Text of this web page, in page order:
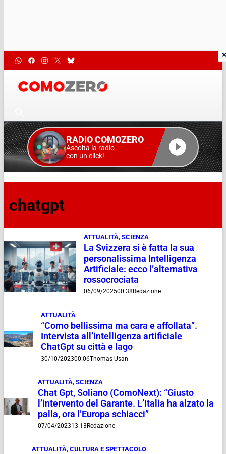
RADIO COMOZERO
Ascolta la radio
con un click!
chatgpt
ATTUALITÀ, SCIENZA
La Svizzera si è fatta la sua
personalissima Intelligenza
Artificiale: ecco l’alternativa
rossocrociata
06/09/202500:38Redazione
ATTUALITÀ
“Como bellissima ma cara e affollata”.
Intervista all’intelligenza artificiale
ChatGpt su città e lago
30/10/202300:06Thomas Usan
ATTUALITÀ, SCIENZA
Chat Gpt, Soliano (ComoNext): “Giusto
l’intervento del Garante. L’Italia ha alzato la
palla, ora l’Europa schiacci”
07/04/202313:13Redazione
ATTUALITÀ, CULTURA E SPETTACOLO